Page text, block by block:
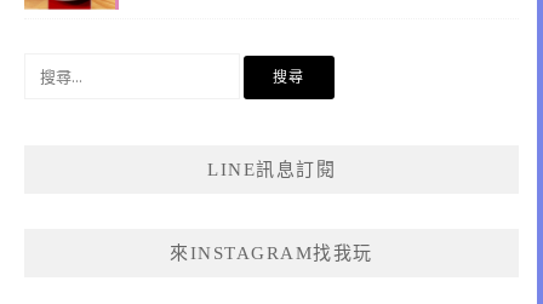
LINE訊息訂閱
來INSTAGRAM找我玩